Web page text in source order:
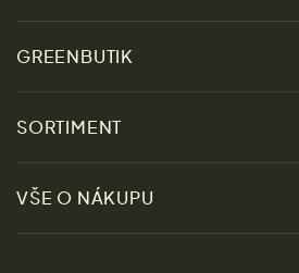
GREENBUTIK
Udržitelnost
SORTIMENT
Slevy
Ženy
VŠE O NÁKUPU